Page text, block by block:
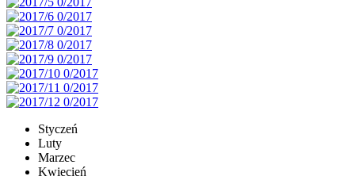
Styczeń
Luty
Marzec
Kwiecień